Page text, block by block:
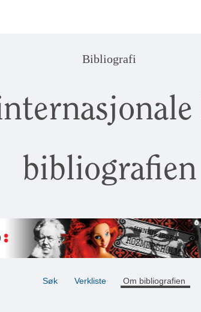
Bibliografi
bibliografien
Søk Verkliste Om bibliografien